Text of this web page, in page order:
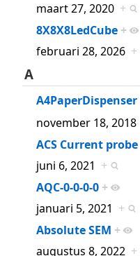
maart 27, 2020 +
8X8X8LedCube +
februari 28, 2026 +
A
A4PaperDispenser
november 18, 2018
ACS Current probe
juni 6, 2021 +
AQC-0-0-0-0 +
januari 5, 2021 +
Absolute SEM +
augustus 8, 2022 +